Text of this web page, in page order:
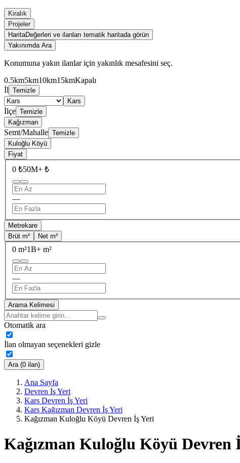
Kiralık
Projeler
HaritaDeğerleri ve ilanları tematik haritada görün
Yakınımda Ara
Konumuna yakın ilanlar için yakınlık mesafesini seç.
0.5km5km10km15kmKapalı
İl Temizle
Kars
İlçe Temizle
Kağızman
Semt/Mahalle Temizle
Kuloğlu Köyü
Fiyat
0 ₺50M+ ₺
—
Metrekare
Brüt m²
Net m²
0 m²1B+ m²
—
Arama Kelimesi
Otomatik ara
İlan olmayan seçenekleri gizle
Ara (0 ilan)
Ana Sayfa
Devren İş Yeri
Kars Devren İş Yeri
Kars Kağızman Devren İş Yeri
Kağızman Kuloğlu Köyü Devren İş Yeri
Kağızman Kuloğlu Köyü Devren